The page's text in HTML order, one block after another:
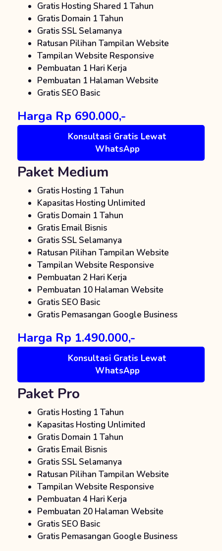
Gratis Hosting Shared 1 Tahun
Gratis Domain 1 Tahun
Gratis SSL Selamanya
Ratusan Pilihan Tampilan Website
Tampilan Website Responsive
Pembuatan 1 Hari Kerja
Pembuatan 1 Halaman Website
Gratis SEO Basic
Harga Rp 690.000,-
Konsultasi Gratis Lewat
WhatsApp
Paket Medium
Gratis Hosting 1 Tahun
Kapasitas Hosting Unlimited
Gratis Domain 1 Tahun
Gratis Email Bisnis
Gratis SSL Selamanya
Ratusan Pilihan Tampilan Website
Tampilan Website Responsive
Pembuatan 2 Hari Kerja
Pembuatan 10 Halaman Website
Gratis SEO Basic
Gratis Pemasangan Google Business
Harga Rp 1.490.000,-
Konsultasi Gratis Lewat
WhatsApp
Paket Pro
Gratis Hosting 1 Tahun
Kapasitas Hosting Unlimited
Gratis Domain 1 Tahun
Gratis Email Bisnis
Gratis SSL Selamanya
Ratusan Pilihan Tampilan Website
Tampilan Website Responsive
Pembuatan 4 Hari Kerja
Pembuatan 20 Halaman Website
Gratis SEO Basic
Gratis Pemasangan Google Business